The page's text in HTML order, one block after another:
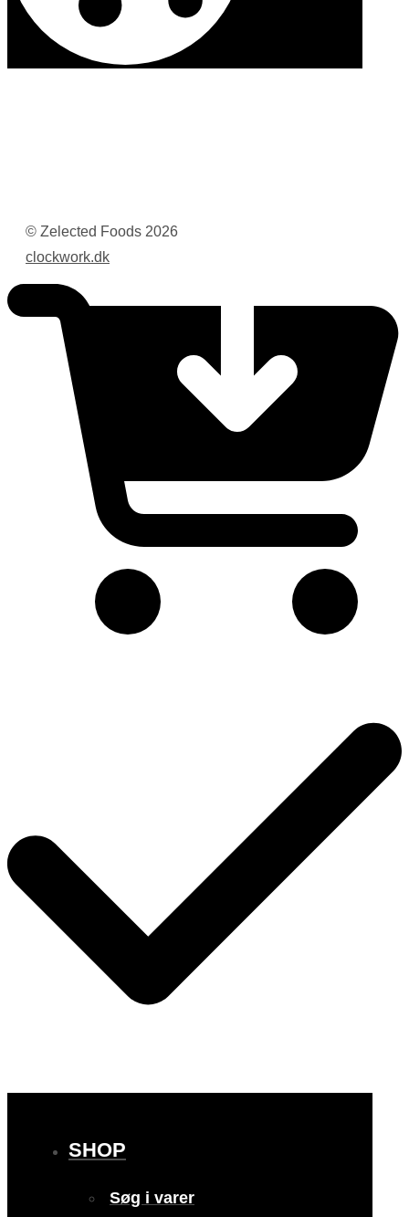
© Zelected Foods 2026
clockwork.dk
SHOP
Søg i varer